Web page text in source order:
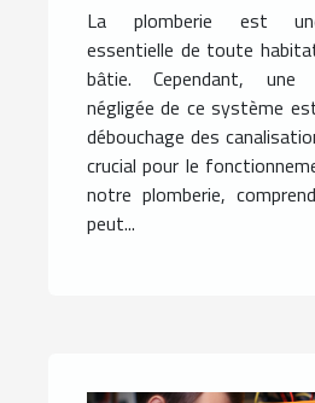
La plomberie est
essentielle de toute
bâtie. Cependant, une
négligée de ce système
débouchage des
crucial pour le
notre plomberie,
peut...